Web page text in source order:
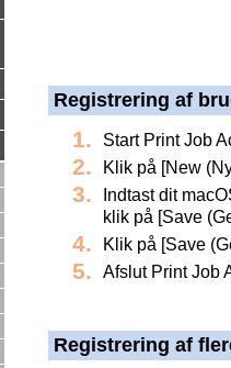
Registrering af
Start Print Job
Klik på [New
Indtast dit
klik på [Save
Klik på [Save
Afslut Print Job
Registrering af